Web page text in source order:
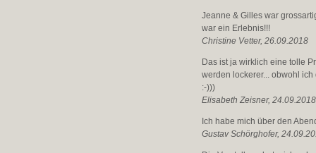
Jeanne & Gilles war
war ein Erlebnis!!!
Christine Vetter, 26.09.2018
Das ist ja wirklich eine tolle
werden lockerer... obwohl
:-)))
Elisabeth Zeisner, 24.09.2018
Ich habe mich über den
Gustav Schörghofer,